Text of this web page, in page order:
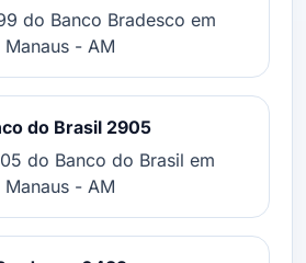
do Banco Bradesco em
Manaus - AM
do Brasil 2905
do Banco do Brasil em
Manaus - AM